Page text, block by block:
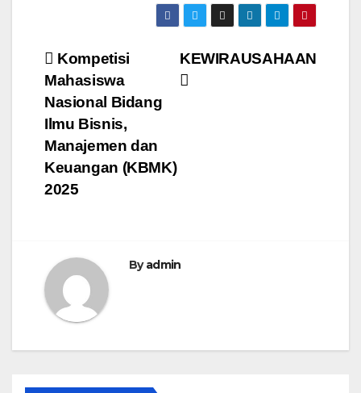
Post
navigation
KEWIRAUSAHAAN
Kompetisi
Mahasiswa
Nasional Bidang
Ilmu Bisnis,
Manajemen dan
Keuangan (KBMK)
2025
Byadmin